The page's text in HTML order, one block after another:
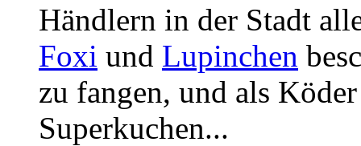
Händlern in der Stadt
Foxi und Lupinchen
zu fangen, und als
Superkuchen...